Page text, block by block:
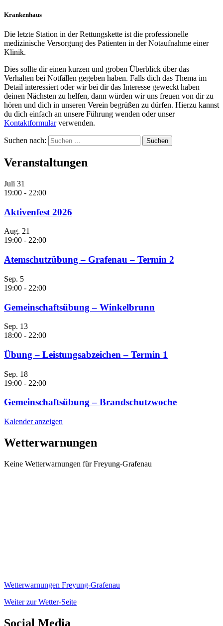
Krankenhaus
Die letzte Station in der Rettungskette ist die professionelle
medizinische Versorgung des Patienten in der Notaufnahme einer
Klinik.
Dies sollte dir einen kurzen und groben Überblick über das
Verhalten bei Notfällen gegeben haben. Falls dich das Thema im
Detail interessiert oder wir bei dir das Interesse geweckt haben
deinen Nächsten zu helfen, dann würden wir uns freuen von dir zu
hören und dich in unseren Verein begrüßen zu dürfen. Hierzu kannst
du dich einfach an unsere Führung wenden oder unser
Kontaktformularverwenden.
Suchen nach:
Veranstaltungen
Juli 31
19:00 - 22:00
Aktivenfest 2026
Aug. 21
19:00 - 22:00
Atemschutzübung – Grafenau – Termin 2
Sep. 5
19:00 - 22:00
Gemeinschaftsübung – Winkelbrunn
Sep. 13
18:00 - 22:00
Übung – Leistungsabzeichen – Termin 1
Sep. 18
19:00 - 22:00
Gemeinschaftsübung – Brandschutzwoche
Kalender anzeigen
Wetterwarnungen
Keine Wetterwarnungen für Freyung-Grafenau
Wetterwarnungen Freyung-Grafenau
Weiter zur Wetter-Seite
Social Media